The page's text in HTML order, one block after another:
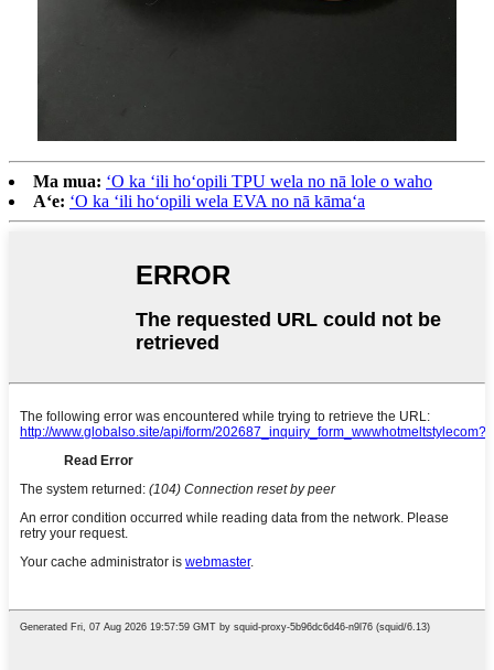
Ma mua: ʻO ka ʻili hoʻopili TPU wela no nā lole o waho
Aʻe: ʻO ka ʻili hoʻopili wela EVA no nā kāmaʻa